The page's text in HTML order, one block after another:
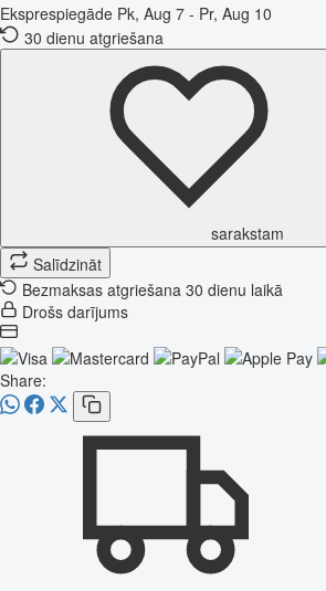
Eksprespiegāde Pk, Aug 7 - Pr, Aug 10
30 dienu atgriešana
sarakstam
Salīdzināt
Bezmaksas atgriešana 30 dienu laikā
Drošs darījums
Share: